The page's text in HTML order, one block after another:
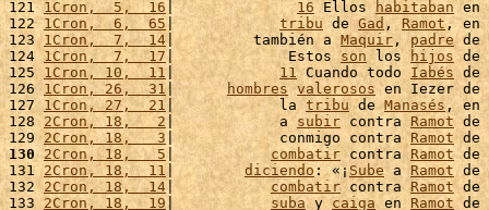
121 1Cron,  5,  16 | 16 Ellos habitaban en
122 1Cron,  6,  65| tribu de Gad , Ramot, en
123 1Cron,  7,  14 |         también a Maquir , padre de
124 1Cron,  7,  17|             Estos son los hijos de
125 1Cron, 10,  11 | 11 Cuando todo Iabés de
126 1Cron, 26,  31 | hombres valerosos en Iezer de
127 1Cron, 27,  21 |            la tribu de Manasés , en
128 2Cron, 18,   2 |            a subir contra Ramot de
129 2Cron, 18,   3 |            conmigo contra Ramot de
130 2Cron, 18,   5 | combatir contra Ramot de
131 2Cron, 18,  11| diciendo : «¡Sube a Ramot de
132 2Cron, 18,  14| combatir contra Ramot de
133 2Cron, 18,  19| suba y caiga en Ramot de